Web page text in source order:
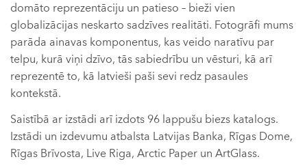
domāto reprezentāciju un patieso – bieži vien
globalizācijas neskarto sadzīves realitāti. Fotogrāfi mums
parāda ainavas komponentus, kas veido naratīvu par
telpu, kurā viņi dzīvo, tās sabiedrību un vēsturi, kā arī
reprezentē to, kā latvieši paši sevi redz pasaules
kontekstā.
Saistībā ar izstādi arī izdots 96 lappušu biezs katalogs.
Izstādi un izdevumu atbalsta Latvijas Banka, Rīgas Dome,
Rīgas Brīvosta, Live Riga, Arctic Paper un ArtGlass.